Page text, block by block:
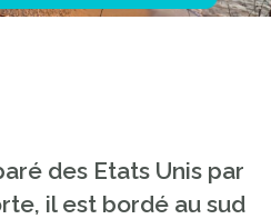
des Etats Unis par
il est bordé au sud